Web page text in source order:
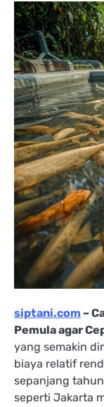
siptani.com –
Pemula agar
yang semakin
biaya relatif
sepanjang
seperti Jakarta